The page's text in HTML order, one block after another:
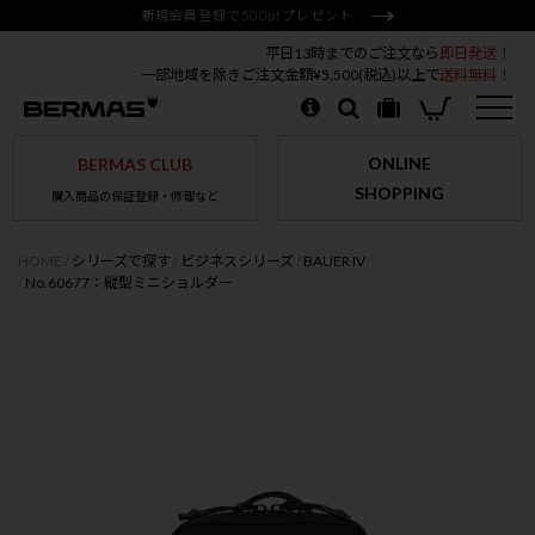
新規会員登録で500ptプレゼント
平日13時までのご注文なら 即日発送！
一部地域を除きご注文金額¥5,500(税込)以上で送料無料！
BERMAS CLUB
購入商品の保証登録・修理など
ONLINE
SHOPPING
シリーズで探す ビジネスシリーズ
BAUER IV
No.60677：縦型ミニショルダー